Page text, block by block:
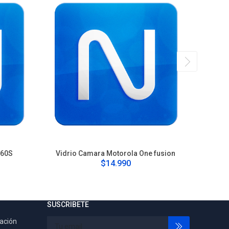
Vidrio Camara Motorola One fusion
$14.990
SUSCRIBETE